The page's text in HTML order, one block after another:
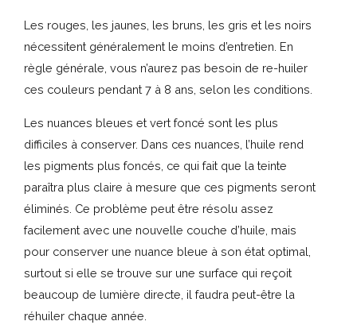
Les rouges, les jaunes, les bruns, les gris et les noirs
nécessitent généralement le moins d’entretien. En
règle générale, vous n’aurez pas besoin de re-huiler
ces couleurs pendant 7 à 8 ans, selon les conditions.
Les nuances bleues et vert foncé sont les plus
difficiles à conserver. Dans ces nuances, l’huile rend
les pigments plus foncés, ce qui fait que la teinte
paraîtra plus claire à mesure que ces pigments seront
éliminés. Ce problème peut être résolu assez
facilement avec une nouvelle couche d’huile, mais
pour conserver une nuance bleue à son état optimal,
surtout si elle se trouve sur une surface qui reçoit
beaucoup de lumière directe, il faudra peut-être la
réhuiler chaque année.